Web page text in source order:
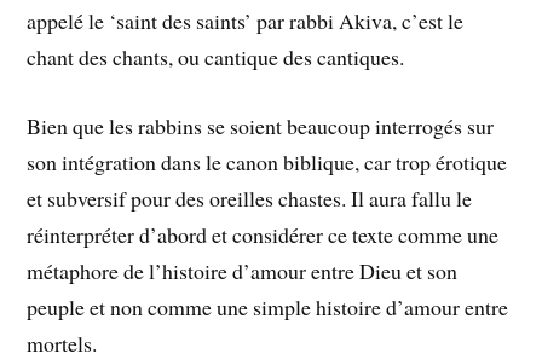
appelé le ‘saint des saints’ par rabbi Akiva, c’est le
chant des chants, ou cantique des cantiques.
Bien que les rabbins se soient beaucoup interrogés sur
son intégration dans le canon biblique, car trop érotique
et subversif pour des oreilles chastes. Il aura fallu le
réinterpréter d’abord et considérer ce texte comme une
métaphore de l’histoire d’amour entre Dieu et son
peuple et non comme une simple histoire d’amour entre
mortels.